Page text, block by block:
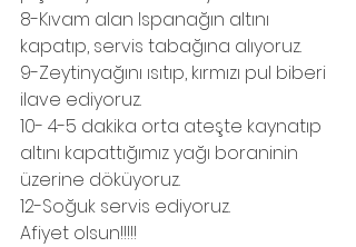
8-Kıvam alan Ispanağın altını
kapatıp, servis tabağına alıyoruz.
9-Zeytinyağını ısıtıp, kırmızı pul biberi
ilave ediyoruz.
10- 4-5 dakika orta ateşte kaynatıp
altını kapattığımız yağı boraninin
üzerine döküyoruz.
12-Soğuk servis ediyoruz.
Afiyet olsun!!!!!